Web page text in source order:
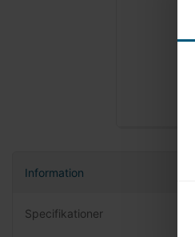
Information
Specifikationer